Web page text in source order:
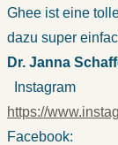
Ghee ist eine
dazu super
Dr. Janna
Instagram
https://
Facebook: